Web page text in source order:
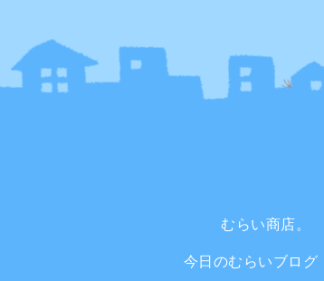
むらい商店。
今日のむらいブログ